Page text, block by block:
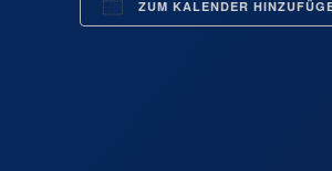
ZUM KALENDER